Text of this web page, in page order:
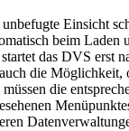
Einsicht
beim Laden
das DVS erst
die Möglichkeit,
die